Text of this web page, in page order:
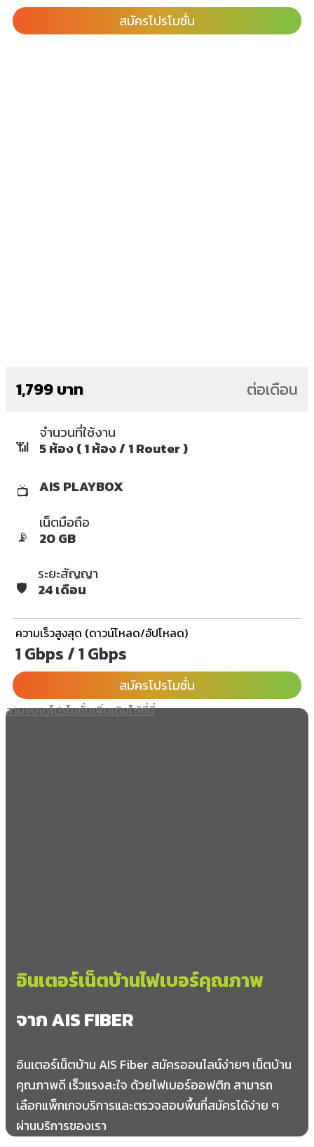
สมัครโปรโมชั่น
1,799 บาท ต่อเดือน
📶
จำนวนที่ใช้งาน
5 ห้อง ( 1 ห้อง / 1 Router )
📺 AIS PLAYBOX
📡
เน็ตมือถือ
20 GB
🛡️
ระยะสัญญา
24 เดือน
ความเร็วสูงสุด (ดาวน์โหลด/อัปโหลด)
1 Gbps / 1 Gbps
สมัครโปรโมชั่น
สามารถดูโปรโมชั่นเพิ่มเติมได้ที่นี่
อินเตอร์เน็ตบ้านไฟเบอร์คุณภาพ
จาก AIS FIBER
อินเตอร์เน็ตบ้าน AIS Fiber สมัครออนไลน์ง่ายๆ เน็ตบ้าน
คุณภาพดี เร็วแรงสะใจ ด้วยไฟเบอร์ออฟติก สามารถ
เลือกแพ็กเกจบริการและตรวจสอบพื้นที่สมัครได้ง่าย ๆ
ผ่านบริการของเรา